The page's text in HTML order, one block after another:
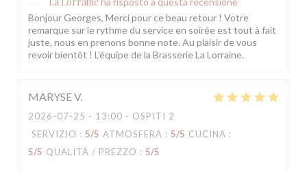
Bonjour Georges, Merci pour ce beau retour ! Votre
remarque sur le rythme du service en soirée est tout à fait
juste, nous en prenons bonne note. Au plaisir de vous
revoir bientôt ! L'équipe de la Brasserie La Lorraine.
MARYSEV
2026-07-25 - 13:00 - OSPITI 2
SERVIZIO : 5/5 ATMOSFERA : 5/5 CUCINA :
5/5 QUALITÀ / PREZZO : 5/5